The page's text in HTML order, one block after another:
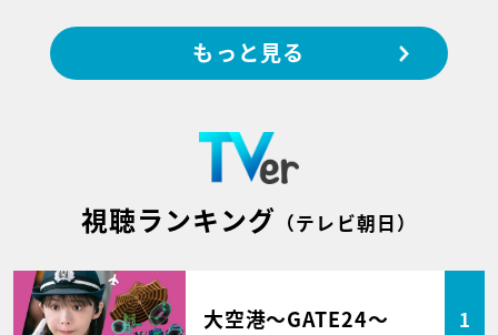
もっと見る
視聴ランキング （テレビ朝日）
大空港～GATE24～ 1